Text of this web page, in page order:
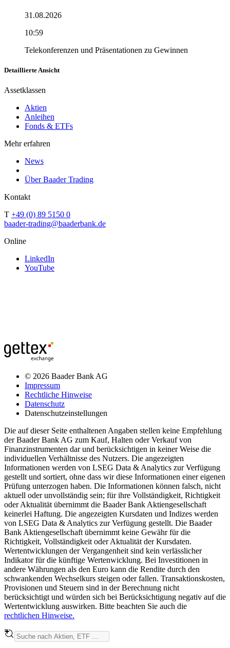
31.08.2026
10:59
Telekonferenzen und Präsentationen zu Gewinnen
Detaillierte Ansicht
Assetklassen
Aktien
Anleihen
Fonds & ETFs
Mehr erfahren
News
Über Baader Trading
Kontakt
T +49 (0) 89 5150 0
baader-trading@baaderbank.de
Online
LinkedIn
YouTube
© 2026 Baader Bank AG
Impressum
Rechtliche Hinweise
Datenschutz
Datenschutzeinstellungen
Die auf dieser Seite enthaltenen Angaben stellen keine Empfehlung
der Baader Bank AG zum Kauf, Halten oder Verkauf von
Finanzinstrumenten dar und berücksichtigen in keiner Weise die
individuellen Verhältnisse des Nutzers. Die angezeigten
Informationen werden von LSEG Data & Analytics zur Verfügung
gestellt und sortiert, ohne dass wir diese Informationen einer eigenen
Prüfung unterzogen haben. Die Informationen können falsch, nicht
aktuell oder unvollständig sein; für ihre Vollständigkeit, Richtigkeit
oder Aktualität übernimmt die Baader Bank Aktiengesellschaft
keinerlei Haftung. Die angezeigten Kursdaten und Indizes werden
von LSEG Data & Analytics zur Verfügung gestellt. Die Baader
Bank Aktiengesellschaft übernimmt keine Gewähr für die
Richtigkeit, Vollständigkeit oder Aktualität der Kursdaten.
Wertentwicklungen der Vergangenheit sind kein verlässlicher
Indikator für die künftige Wertenwicklung. Bei Investitionen in
andere Währungen als den Euro kann die Rendite durch den
schwankenden Wechselkurs steigen oder fallen. Transaktionskosten,
Provisionen und Steuern sind in der Berechnung nicht
berücksichtigt und würden sich bei Berücksichtigung negativ auf die
Wertentwicklung auswirken. Bitte beachten Sie auch die
rechtlichen Hinweise.